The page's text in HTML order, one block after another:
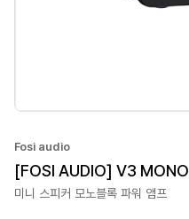
Fosi audio
[FOSI AUDIO] V3 MONO
미니 스피커 모노블록 파워 앰프